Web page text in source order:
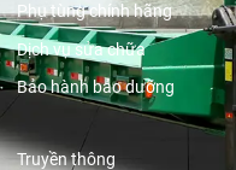
Phụ tùng chính hãng
Dịch vụ sửa chữa
Bảo hành bảo dưỡng
Truyền thông